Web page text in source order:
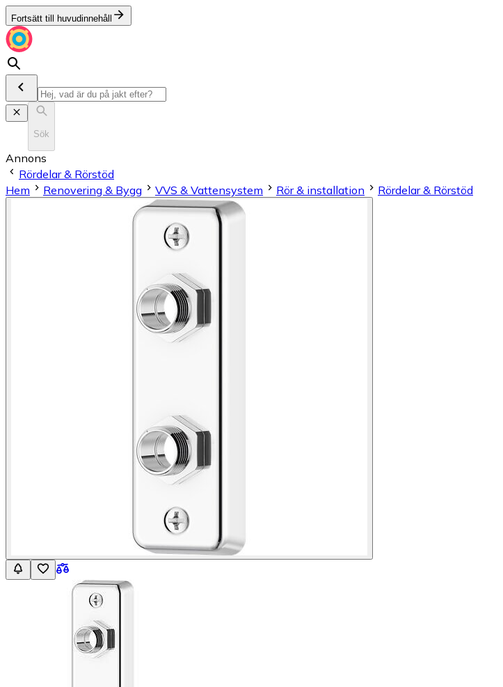
Fortsätt till huvudinnehåll
Sök
Annons
Rördelar & Rörstöd
Hem
Renovering & Bygg VVS & Vattensystem Rör & installation Rördelar & Rörstöd